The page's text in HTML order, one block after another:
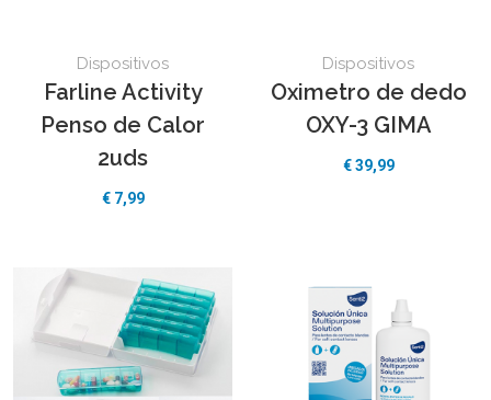
Dispositivos
Farline Activity
Penso de Calor
2uds
€ 7,99
Dispositivos
Oximetro de dedo
OXY-3 GIMA
€ 39,99